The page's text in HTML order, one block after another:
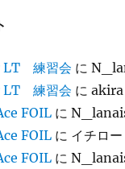
LT 練習会 に
LT 練習会 に
FOIL に
FOIL に イチロー
FOIL に